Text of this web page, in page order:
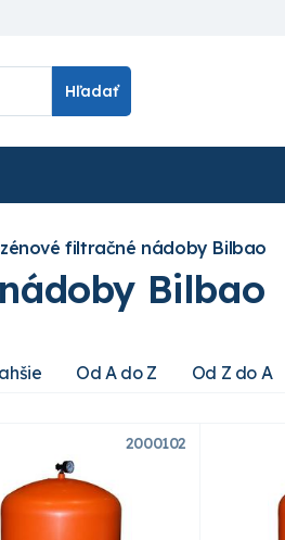
Hľadať
filtračné nádoby Bilbao
Bilbao
Od A do Z Od Z do A
2000102